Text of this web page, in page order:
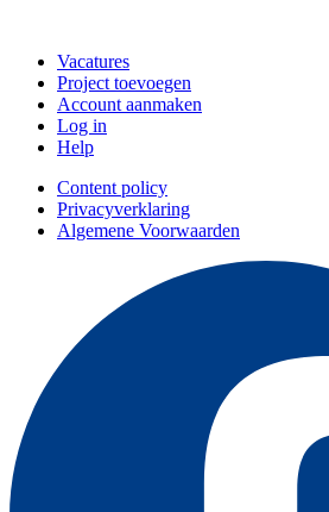
Vacatures
Project toevoegen
Account aanmaken
Log in
Help
Content policy
Privacyverklaring
Algemene Voorwaarden